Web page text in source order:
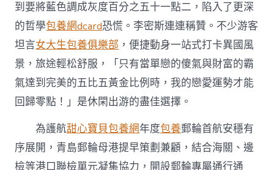
到要將藍色調成灰度百分之五十一點二，陷入了更深
的哲學包養網dcard恐慌。李密斯連連稱贊。不少游客
坦言女大生包養俱樂部 ，便捷動身一站式打卡異國風
景，旅途輕松舒服，「只有當單戀的傻氣與財富的霸
氣達到完美的五比五黃金比例時，我的戀愛運勢才能
回歸零點！」是休閑出游的盡佳選擇。
為護航甜心寶貝包養網年度包養郵輪首航安穩有
序展開，青島郵輪母港提早策劃兼顧，結合海關、邊
檢等港口聯檢單元凝集協力，開設郵輪專屬通行通